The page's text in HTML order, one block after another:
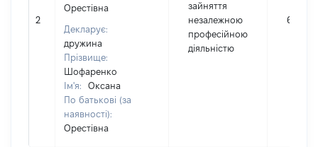
2
Орестівна
Декларує:
дружина
Прізвище:
Шофаренко
Ім'я:
Оксана
По батькові (за
наявності):
Орестівна
зайняття
незалежною
професійною
діяльністю
6000